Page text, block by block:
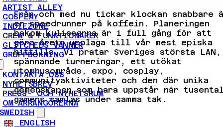
ARTIST ALLEY
COSPLAY
INDIEZONE
CREW & FUNKTIONÄRER
GLITCHEDS VÄNNER
GRUPPBOKNING
KONTAKTA OSS
NYHETSBREV
PRESS- OCH NYHETSRUM
OM ARRANGÖRERNA
ENGLISH
Från och med nu tickar klockan snabbare
en speedrunner på koffein. Planeringen
bakom kulisserna är i full gång för att
göra årets upplaga till vår mest episka
hittills. Vi pratar Sveriges största LAN,
spännande turneringar, ett utökat
utomhusområde, expo, cosplay,
communityaktiviteter och den där unika
gemenskapen som bara uppstår när
gamers samlas under samma tak.